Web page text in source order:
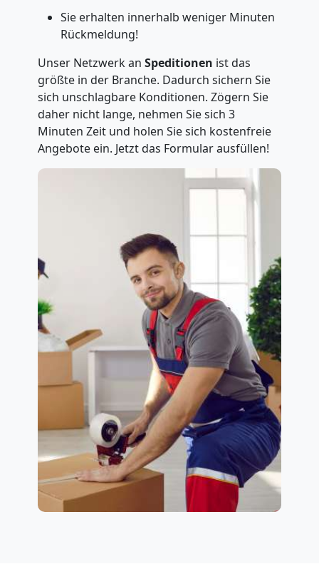
Sie erhalten innerhalb weniger Minuten
Rückmeldung!
Unser Netzwerk an Speditionen ist das
größte in der Branche. Dadurch sichern Sie
sich unschlagbare Konditionen. Zögern Sie
daher nicht lange, nehmen Sie sich 3
Minuten Zeit und holen Sie sich kostenfreie
Angebote ein. Jetzt das Formular ausfüllen!